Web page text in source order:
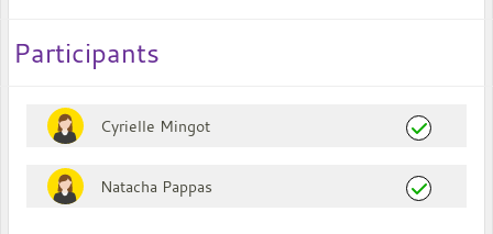
Participants
Cyrielle Mingot
Natacha Pappas